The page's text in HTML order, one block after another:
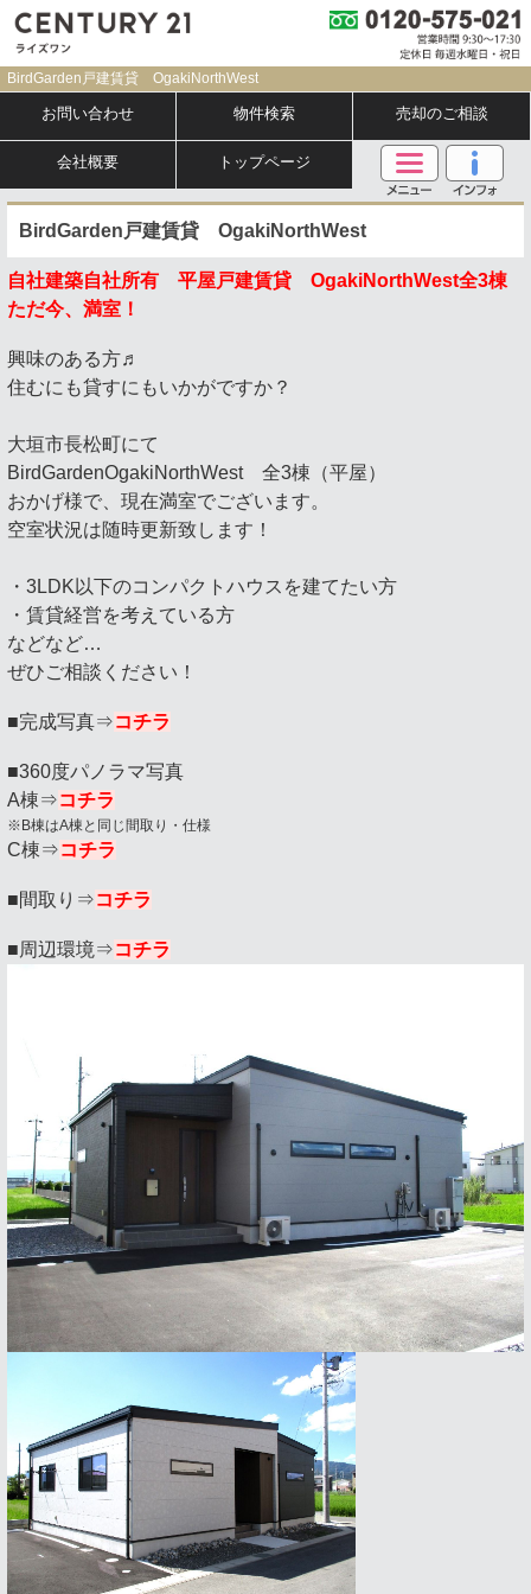
BirdGarden戸建賃貸 OgakiNorthWest
お問い合わせ 物件検索 売却のご相談
会社概要 トップページ
BirdGarden戸建賃貸 OgakiNorthWest
自社建築自社所有 平屋戸建賃貸 OgakiNorthWest全3棟
ただ今、満室！
興味のある方♬
住むにも貸すにもいかがですか？
大垣市長松町にて
BirdGardenOgakiNorthWest 全3棟（平屋）
おかげ様で、現在満室でございます。
空室状況は随時更新致します！
・3LDK以下のコンパクトハウスを建てたい方
・賃貸経営を考えている方
などなど…
ぜひご相談ください！
■完成写真⇒コチラ
■360度パノラマ写真
A棟⇒コチラ
※B棟はA棟と同じ間取り・仕様
C棟⇒コチラ
■間取り⇒コチラ
■周辺環境⇒コチラ